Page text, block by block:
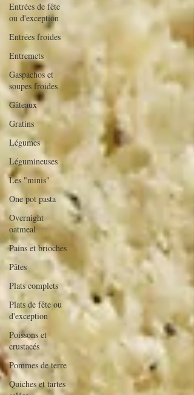
Entrées de fête
ou d'exception
Entrées froides
Entremets
Gaspachos et
soupes froides
Gâteaux
Gratins
Légumes
Légumineuses
Les "minis"
One pot pasta
Overnight
oatmeal
Pains et brioches
Pâtes
Plats complets
Plats de fête ou
d'exception
Poissons et
crustacés
Pommes de terre
Quiches et tartes